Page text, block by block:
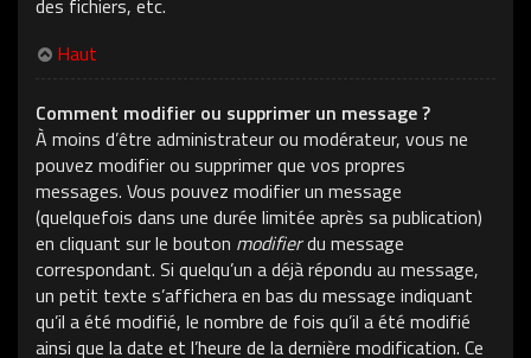
des fichiers, etc.
Haut
Comment modifier ou supprimer un message ?
À moins d’être administrateur ou modérateur, vous ne
pouvez modifier ou supprimer que vos propres
messages. Vous pouvez modifier un message
(quelquefois dans une durée limitée après sa publication)
en cliquant sur le bouton modifierdu message
correspondant. Si quelqu’un a déjà répondu au message,
un petit texte s’affichera en bas du message indiquant
qu’il a été modifié, le nombre de fois qu’il a été modifié
ainsi que la date et l’heure de la dernière modification. Ce